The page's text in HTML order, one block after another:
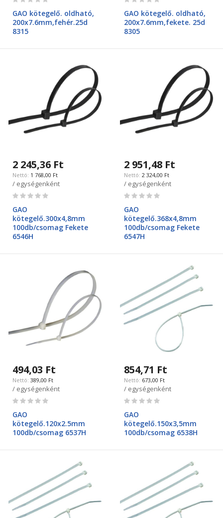
GAO kötegelő. oldható,
200x7.6mm,fehér.25d
8315
GAO kötegelő. oldható,
200x7.6mm,fekete. 25d
8305
2 245,36 Ft
1 768,00 Ft
/ egységenként
Rating:
GAO
kötegelő.300x4,8mm
100db/csomag Fekete
6546H
2 951,48 Ft
2 324,00 Ft
/ egységenként
Rating:
GAO
kötegelő.368x4,8mm
100db/csomag Fekete
6547H
494,03 Ft
389,00 Ft
/ egységenként
Rating:
GAO
kötegelő.120x2.5mm
100db/csomag 6537H
854,71 Ft
673,00 Ft
/ egységenként
Rating:
GAO
kötegelő.150x3,5mm
100db/csomag 6538H